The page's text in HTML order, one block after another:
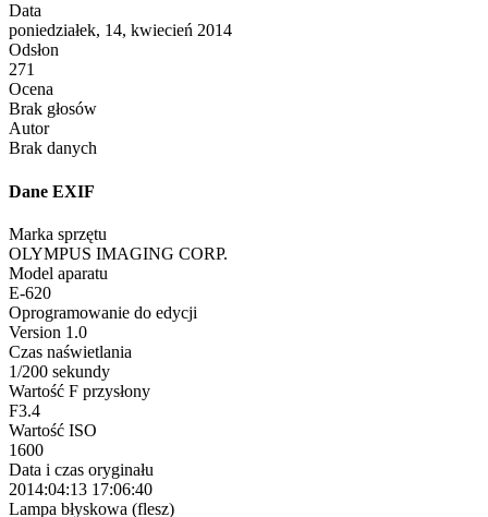
Data
poniedziałek, 14, kwiecień 2014
Odsłon
271
Ocena
Brak głosów
Autor
Brak danych
Dane EXIF
Marka sprzętu
OLYMPUS IMAGING CORP.
Model aparatu
E-620
Oprogramowanie do edycji
Version 1.0
Czas naświetlania
1/200 sekundy
Wartość F przysłony
F3.4
Wartość ISO
1600
Data i czas oryginału
2014:04:13 17:06:40
Lampa błyskowa (flesz)